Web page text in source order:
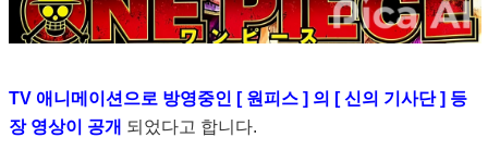
TV 애니메이션으로 방영중인 [ 원피스 ] 의 [ 신의 기사단 ] 등
장 영상이 공개 되었다고 합니다.